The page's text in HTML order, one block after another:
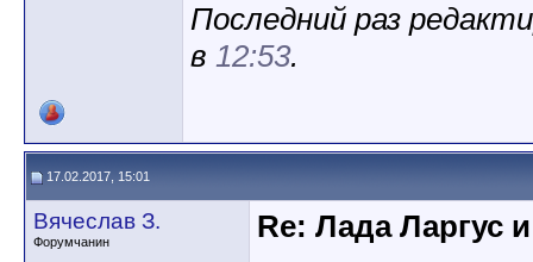
Последний раз
в 12:53.
17.02.2017, 15:01
Вячеслав З.
Форумчанин
Re: Лада Ларгус